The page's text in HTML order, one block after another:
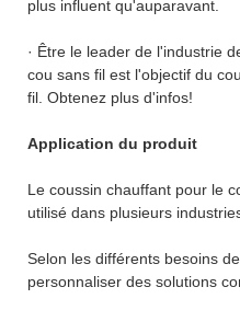
plus influent qu'auparavant.
· Être le leader de l'industrie
cou sans fil est l'objectif du
fil. Obtenez plus d'infos!
Application du produit
Le coussin chauffant pour le
utilisé dans plusieurs
Selon les différents besoins
personnaliser des solutions